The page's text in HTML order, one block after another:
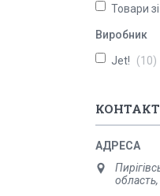
Товари
Виробник
Jet! 10
область,